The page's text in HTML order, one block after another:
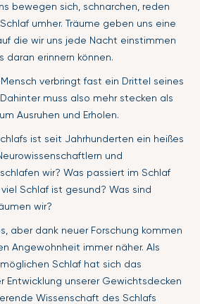
bewegen sich, schnarchen, reden
umher. Träume geben uns eine
die wir uns jede Nacht einstimmen
daran erinnern können.
verbringt fast ein Drittel seines
muss also mehr stecken als
Ausruhen und Erholen.
ist seit Jahrhunderten ein heißes
und
wir? Was passiert im Schlaf
Schlaf ist gesund? Was sind
wir?
aber dank neuer Forschung kommen
Angewohnheit immer näher. Als
Schlaf hat sich das
Entwicklung unserer Gewichtsdecken
Wissenschaft des Schlafs